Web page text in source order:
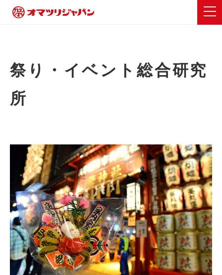
祭り・イベント総合研究
所